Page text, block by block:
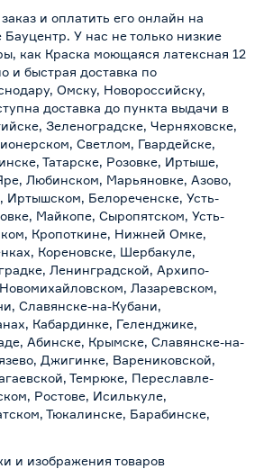
и оплатить его онлайн на
У нас не только низкие
как Краска моющаяся латексная 12
и быстрая доставка по
Омску, Новороссийску,
доставка до пункта выдачи в
Зеленоградске, Черняховске,
Светлом, Гвардейске,
Татарске, Розовке, Иртыше,
Любинском, Марьяновке, Азово,
Иртышском, Белореченске, Усть-
Майкопе, Сыропятском, Усть-
Кропоткине, Нижней Омке,
Кореновске, Шербакуле,
Ленинградской, Архипо-
Лазаревском,
Славянске-на-Кубани,
Кабардинке, Геленджике,
Абинске, Крымске, Славянске-на-
Джигинке, Варениковской,
Темрюке, Переславле-
Ростове, Исилькуле,
Тюкалинске, Барабинске,
и изображения товаров